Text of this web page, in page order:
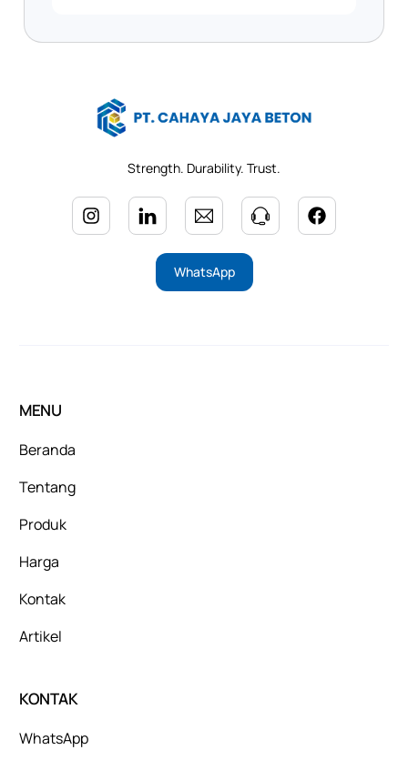
Strength. Durability. Trust.
WhatsApp
MENU
Beranda
Tentang
Produk
Harga
Kontak
Artikel
KONTAK
WhatsApp